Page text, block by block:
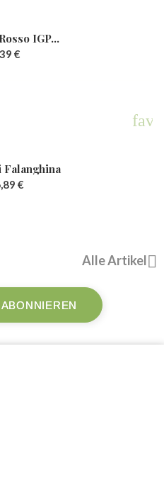
IGP...
€
Falanghina
€
Alle Artikel